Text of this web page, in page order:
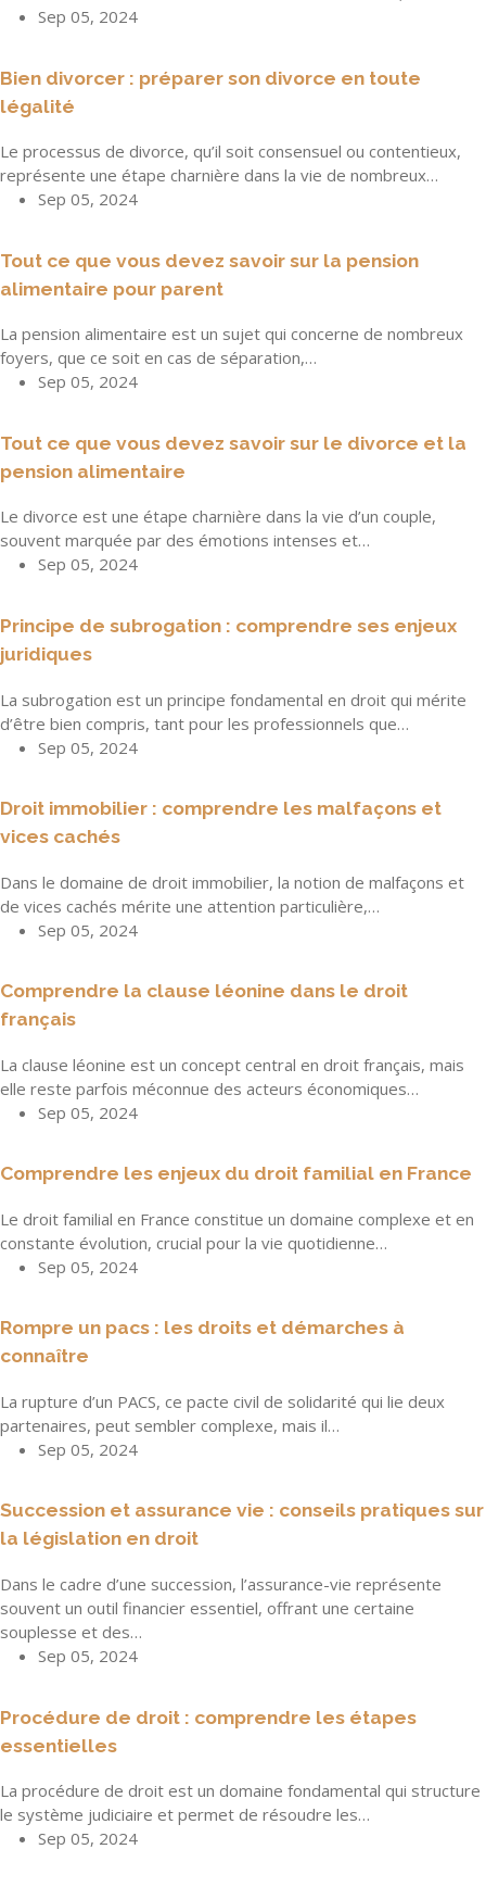
Sep 05, 2024
Bien divorcer : préparer son divorce en toute
légalité
Le processus de divorce, qu’il soit consensuel ou contentieux,
représente une étape charnière dans la vie de nombreux…
Sep 05, 2024
Tout ce que vous devez savoir sur la pension
alimentaire pour parent
La pension alimentaire est un sujet qui concerne de nombreux
foyers, que ce soit en cas de séparation,…
Sep 05, 2024
Tout ce que vous devez savoir sur le divorce et la
pension alimentaire
Le divorce est une étape charnière dans la vie d’un couple,
souvent marquée par des émotions intenses et…
Sep 05, 2024
Principe de subrogation : comprendre ses enjeux
juridiques
La subrogation est un principe fondamental en droit qui mérite
d’être bien compris, tant pour les professionnels que…
Sep 05, 2024
Droit immobilier : comprendre les malfaçons et
vices cachés
Dans le domaine de droit immobilier, la notion de malfaçons et
de vices cachés mérite une attention particulière,…
Sep 05, 2024
Comprendre la clause léonine dans le droit
français
La clause léonine est un concept central en droit français, mais
elle reste parfois méconnue des acteurs économiques…
Sep 05, 2024
Comprendre les enjeux du droit familial en France
Le droit familial en France constitue un domaine complexe et en
constante évolution, crucial pour la vie quotidienne…
Sep 05, 2024
Rompre un pacs : les droits et démarches à
connaître
La rupture d’un PACS, ce pacte civil de solidarité qui lie deux
partenaires, peut sembler complexe, mais il…
Sep 05, 2024
Succession et assurance vie : conseils pratiques sur
la législation en droit
Dans le cadre d’une succession, l’assurance-vie représente
souvent un outil financier essentiel, offrant une certaine
souplesse et des…
Sep 05, 2024
Procédure de droit : comprendre les étapes
essentielles
La procédure de droit est un domaine fondamental qui structure
le système judiciaire et permet de résoudre les…
Sep 05, 2024